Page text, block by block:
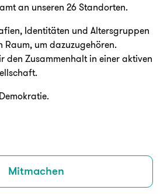
an unseren 26 Standorten.
Identitäten und Altersgruppen
Raum, um dazuzugehören.
den Zusammenhalt in einer aktiven
Mitmachen